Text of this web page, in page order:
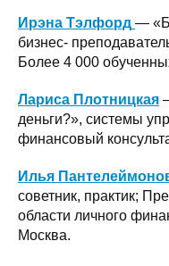
Ирэна Тэлфорд —
бизнес-
Более 4 000
Лариса Плотницкая
деньги?», системы
финансовый
Илья
советник, практик;
области личного
Москва.